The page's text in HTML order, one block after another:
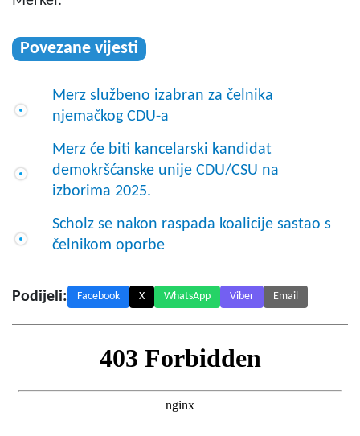
Povezane vijesti
Merz službeno izabran za čelnika
njemačkog CDU-a
Merz će biti kancelarski kandidat
demokršćanske unije CDU/CSU na
izborima 2025.
Scholz se nakon raspada koalicije sastao s
čelnikom oporbe
Podijeli: Facebook X WhatsApp Viber Email